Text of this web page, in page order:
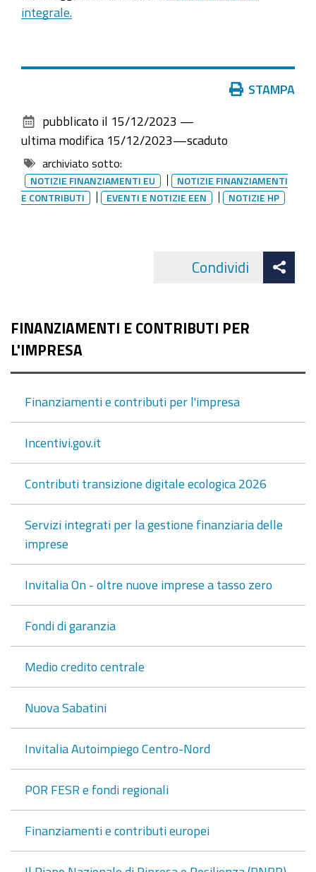
integrale.
documento
STAMPA
pubblicato il 15/12/2023 —
ultima modifica 15/12/2023—scaduto
archiviato sotto:
NOTIZIE FINANZIAMENTI EU
NOTIZIE FINANZIAMENTI
E CONTRIBUTI
EVENTI E NOTIZIE EEN NOTIZIE HP
Condividi
FINANZIAMENTI E CONTRIBUTI PER
L'IMPRESA
Finanziamenti e contributi per l'impresa
Incentivi.gov.it
Contributi transizione digitale ecologica 2026
Servizi integrati per la gestione finanziaria delle
imprese
Invitalia On - oltre nuove imprese a tasso zero
Fondi di garanzia
Medio credito centrale
Nuova Sabatini
Invitalia Autoimpiego Centro-Nord
POR FESR e fondi regionali
Finanziamenti e contributi europei